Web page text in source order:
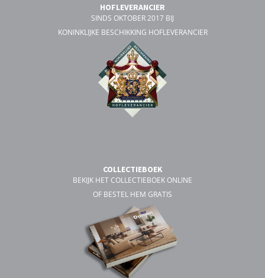
HOFLEVERANCIER
SINDS OKTOBER 2017 BIJ
KONINKLIJKE BESCHIKKING HOFLEVERANCIER
COLLECTIEBOEK
BEKIJK HET COLLECTIEBOEK ONLINE
OF BESTEL HEM GRATIS